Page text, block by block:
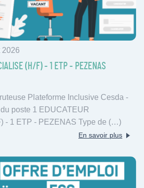
2026
(H/F) - 1 ETP - PEZENAS
Plateforme Inclusive Cesda -
poste 1 EDUCATEUR
- 1 ETP - PEZENAS Type de (…)
En savoir plus